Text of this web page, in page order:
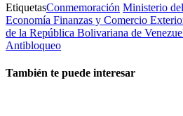
EtiquetasConmemoración Ministerio
Economía Finanzas y Comercio
de la República Bolivariana de
Antibloqueo
También te puede interesar